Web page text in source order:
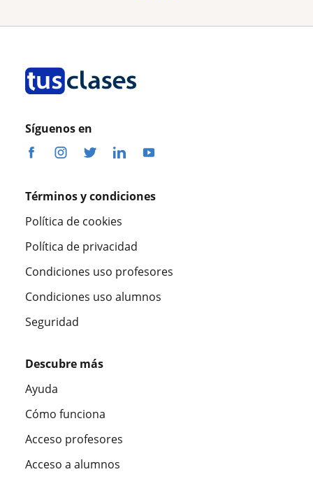
Síguenos en
Términos y condiciones
Política de cookies
Política de privacidad
Condiciones uso profesores
Condiciones uso alumnos
Seguridad
Descubre más
Ayuda
Cómo funciona
Acceso profesores
Acceso a alumnos